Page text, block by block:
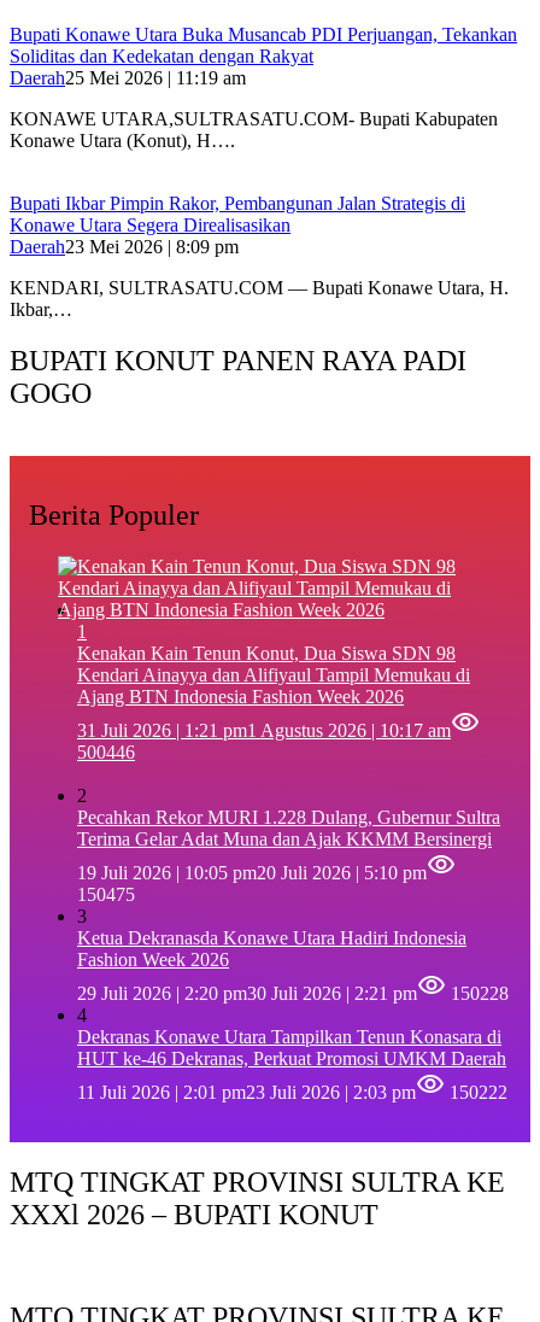
Bupati Konawe Utara Buka Musancab PDI Perjuangan, Tekankan
Soliditas dan Kedekatan dengan Rakyat
Daerah25 Mei 2026 | 11:19 am
KONAWE UTARA,SULTRASATU.COM- Bupati Kabupaten
Konawe Utara (Konut), H….
Bupati Ikbar Pimpin Rakor, Pembangunan Jalan Strategis di
Konawe Utara Segera Direalisasikan
Daerah23 Mei 2026 | 8:09 pm
KENDARI, SULTRASATU.COM — Bupati Konawe Utara, H.
Ikbar,…
BUPATI KONUT PANEN RAYA PADI
GOGO
Berita Populer
1
‎Kenakan Kain Tenun Konut, Dua Siswa SDN 98
Kendari Ainayya dan Alifiyaul Tampil Memukau di
Ajang BTN Indonesia Fashion Week 2026
31 Juli 2026 | 1:21 pm1 Agustus 2026 | 10:17 am
500446
2
Pecahkan Rekor MURI 1.228 Dulang, Gubernur Sultra
Terima Gelar Adat Muna dan Ajak KKMM Bersinergi
19 Juli 2026 | 10:05 pm20 Juli 2026 | 5:10 pm
150475
3
Ketua Dekranasda Konawe Utara Hadiri Indonesia
Fashion Week 2026
29 Juli 2026 | 2:20 pm30 Juli 2026 | 2:21 pm
150228
4
Dekranas Konawe Utara Tampilkan Tenun Konasara di
HUT ke-46 Dekranas, Perkuat Promosi UMKM Daerah
11 Juli 2026 | 2:01 pm23 Juli 2026 | 2:03 pm 150222
MTQ TINGKAT PROVINSI SULTRA KE
XXXl 2026 – BUPATI KONUT